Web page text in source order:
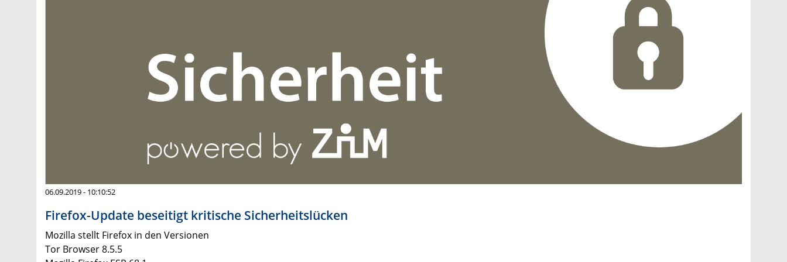
06.09.2019 - 10:10:52
Firefox-Update beseitigt kritische Sicherheitslücken
Mozilla stellt Firefox in den Versionen
Tor Browser 8.5.5